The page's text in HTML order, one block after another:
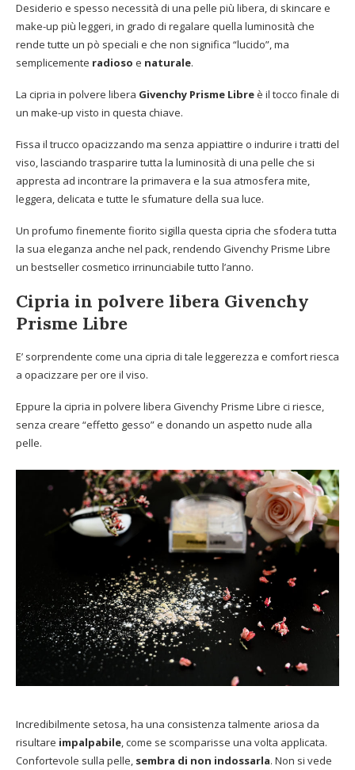
Desiderio e spesso necessità di una pelle più libera, di skincare e
make-up più leggeri, in grado di regalare quella luminosità che
rende tutte un pò speciali e che non significa “lucido”, ma
semplicemente radioso e naturale.
La cipria in polvere libera Givenchy Prisme Libreè il tocco finale di
un make-up visto in questa chiave.
Fissa il trucco opacizzando ma senza appiattire o indurire i tratti del
viso, lasciando trasparire tutta la luminosità di una pelle che si
appresta ad incontrare la primavera e la sua atmosfera mite,
leggera, delicata e tutte le sfumature della sua luce.
Un profumo finemente fiorito sigilla questa cipria che sfodera tutta
la sua eleganza anche nel pack, rendendo Givenchy Prisme Libre
un bestseller cosmetico irrinunciabile tutto l’anno.
Cipria in polvere libera Givenchy
Prisme Libre
E’ sorprendente come una cipria di tale leggerezza e comfort riesca
a opacizzare per ore il viso.
Eppure la cipria in polvere libera Givenchy Prisme Libre ci riesce,
senza creare “effetto gesso” e donando un aspetto nude alla
pelle.
Incredibilmente setosa, ha una consistenza talmente ariosa da
risultare impalpabile, come se scomparisse una volta applicata.
Confortevole sulla pelle, sembra di non indossarla. Non si vede